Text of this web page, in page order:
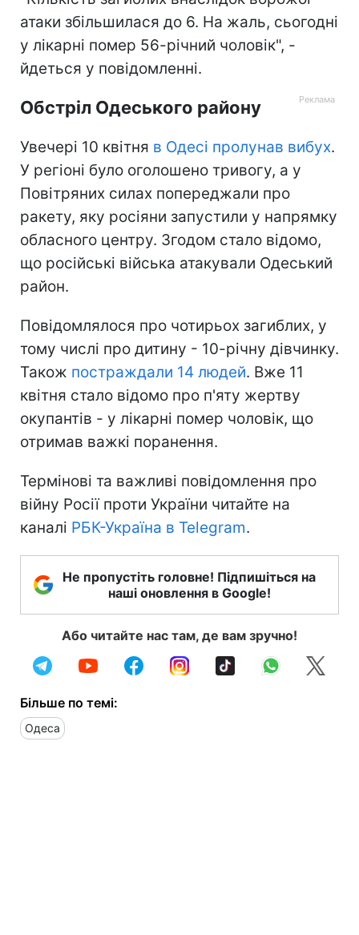
атаки збільшилася до 6. На жаль, сьогодні
у лікарні помер 56-річний чоловік", -
йдеться у повідомленні.
Обстріл Одеського району
Увечері 10 квітня в Одесі пролунав вибух.
У регіоні було оголошено тривогу, а у
Повітряних силах попереджали про
ракету, яку росіяни запустили у напрямку
обласного центру. Згодом стало відомо,
що російські війська атакували Одеський
район.
Повідомлялося про чотирьох загиблих, у
тому числі про дитину - 10-річну дівчинку.
Також постраждали 14 людей. Вже 11
квітня стало відомо про п'яту жертву
окупантів - у лікарні помер чоловік, що
отримав важкі поранення.
Термінові та важливі повідомлення про
війну Росії проти України читайте на
каналі РБК-Україна в Telegram.
Не пропустіть головне! Підпишіться на
наші оновлення в Google!
Або читайте нас там, де вам зручно!
Більше по темі:
Одеса